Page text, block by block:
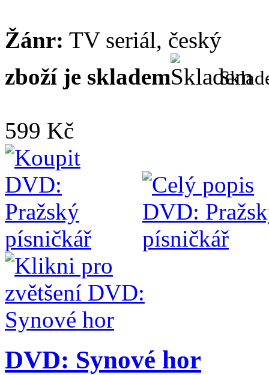
Žánr: TV seriál, český
zboží je skladem
599 Kč
DVD: Synové hor